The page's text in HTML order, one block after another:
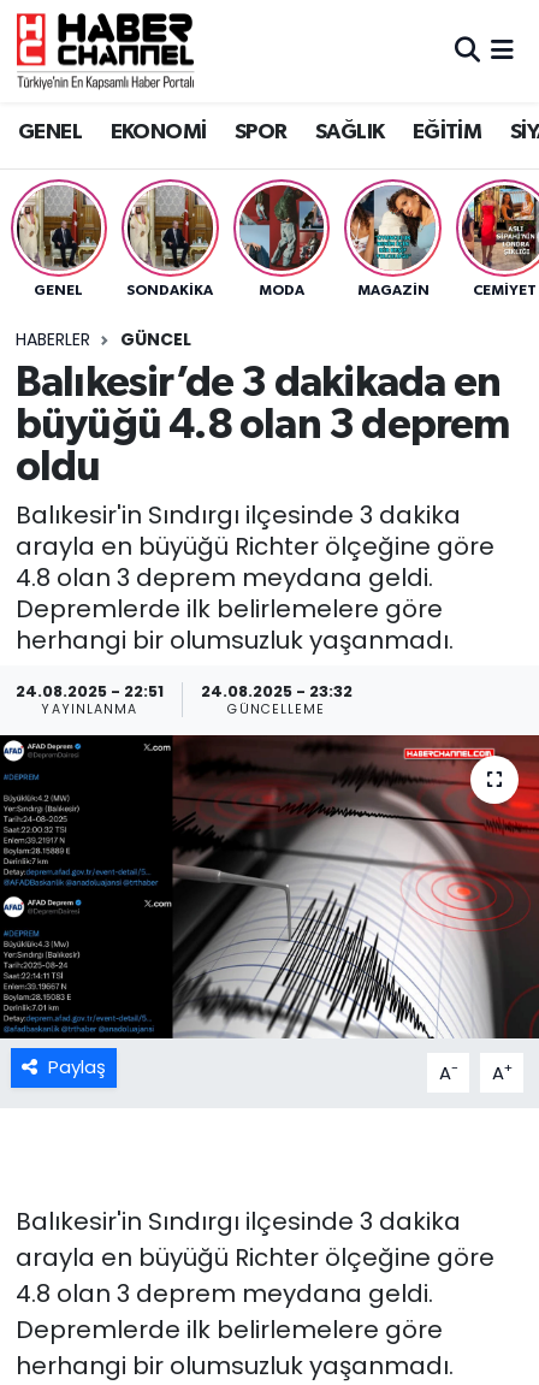
GENEL EKONOMİ SPOR SAĞLIK EĞİTİM
GENEL SONDAKIKA MODA MAGAZİN CEMİYET
HABERLER GÜNCEL
Balıkesir’de 3 dakikada en
büyüğü 4.8 olan 3 deprem
oldu
Balıkesir'in Sındırgı ilçesinde 3 dakika
arayla en büyüğü Richter ölçeğine göre
4.8 olan 3 deprem meydana geldi.
Depremlerde ilk belirlemelere göre
herhangi bir olumsuzluk yaşanmadı.
24.08.2025 - 22:51
YAYINLANMA
24.08.2025 - 23:32
GÜNCELLEME
Paylaş A- A+
Balıkesir'in Sındırgı ilçesinde 3 dakika
arayla en büyüğü Richter ölçeğine göre
4.8 olan 3 deprem meydana geldi.
Depremlerde ilk belirlemelere göre
herhangi bir olumsuzluk yaşanmadı.
GENEL
SPOR
SAĞLIK
EĞİTİM
SİYASET
MAGAZİN
Nöbetçi Eczaneler
Trafik Durumu
Süper Lig Puan Durumu ve Fikstür
Tüm Manşetler
Son Dakika Haberleri
Haber Arşivi